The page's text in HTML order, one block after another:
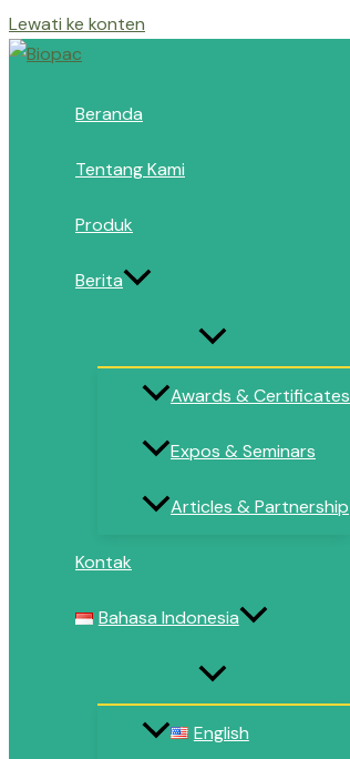
Lewati ke konten
Beranda
Tentang Kami
Produk
Berita
Awards & Certificates
Expos & Seminars
Articles & Partnership
Kontak
Bahasa Indonesia
English